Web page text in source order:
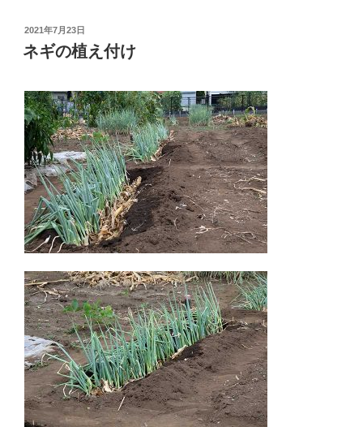
投
稿
日:
2021年7月23日
ネギの植え付け